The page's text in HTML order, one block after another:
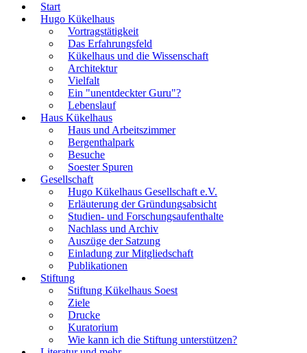
Start
Hugo Kükelhaus
Vortragstätigkeit
Das Erfahrungsfeld
Kükelhaus und die Wissenschaft
Architektur
Vielfalt
Ein "unentdeckter Guru"?
Lebenslauf
Haus Kükelhaus
Haus und Arbeitszimmer
Bergenthalpark
Besuche
Soester Spuren
Gesellschaft
Hugo Kükelhaus Gesellschaft e.V.
Erläuterung der Gründungsabsicht
Studien- und Forschungsaufenthalte
Nachlass und Archiv
Auszüge der Satzung
Einladung zur Mitgliedschaft
Publikationen
Stiftung
Stiftung Kükelhaus Soest
Ziele
Drucke
Kuratorium
Wie kann ich die Stiftung unterstützen?